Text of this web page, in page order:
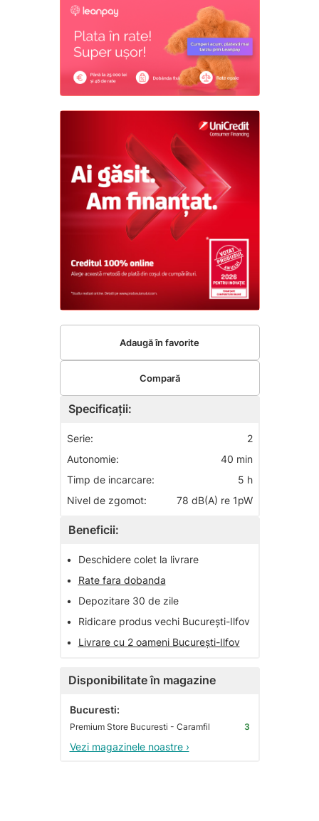
Specificații:
Serie:
2
Autonomie:
40 min
Timp de incarcare:
5 h
Nivel de zgomot:
78 dB(A) re 1pW
Beneficii:
•
Deschidere colet la livrare
•
Rate fara dobanda
•
Depozitare 30 de zile
•
Ridicare produs vechi București-Ilfov
•
Livrare cu 2 oameni București-Ilfov
Disponibilitate în magazine
Bucuresti:
Premium Store Bucuresti - Caramfil 3
Vezi magazinele noastre ›
Adaugă în favorite
Compară